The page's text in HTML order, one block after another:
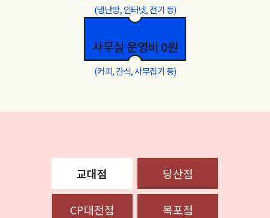
(냉난방, 인터넷, 전기 등)
사무실 운영비 0원
(커피, 간식, 사무집기 등)
교대점 당산점
CP대전점 목포점